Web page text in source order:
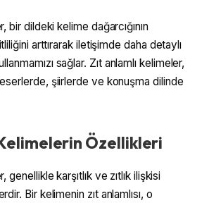
bir dildeki kelime dağarcığının
arttırarak iletişimde daha detaylı
sağlar. Zıt anlamlı kelimeler,
şiirlerde ve konuşma dilinde
Özellikleri
genellikle karşıtlık ve zıtlık ilişkisi
Bir kelimenin zıt anlamlısı, o